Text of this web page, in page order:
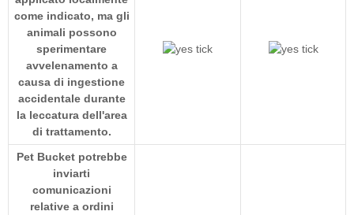
come indicato, ma gli
animali possono
sperimentare
avvelenamento a
causa di ingestione
accidentale durante
la leccatura dell'area
di trattamento.
Pet Bucket potrebbe
inviarti
comunicazioni
relative a ordini